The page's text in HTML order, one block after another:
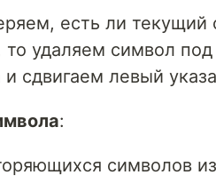
есть ли текущий
то удаляем символ
сдвигаем левый
:
символов